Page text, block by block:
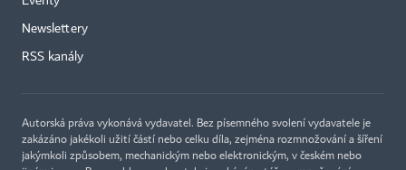
Newslettery
RSS kanály
Autorská práva vykonává vydavatel. Bez písemného svolení vydavatele je
zakázáno jakékoli užití částí nebo celku díla, zejména rozmnožování a šíření
jakýmkoli způsobem, mechanickým nebo elektronickým, v českém nebo